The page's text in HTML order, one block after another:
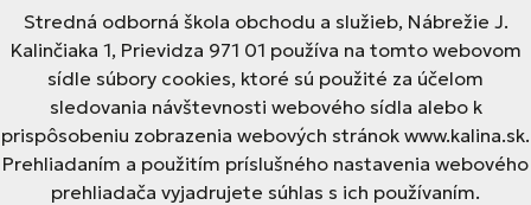
Stredná odborná škola obchodu a služieb, Nábrežie J.
Kalinčiaka 1, Prievidza 971 01 používa na tomto webovom
sídle súbory cookies, ktoré sú použité za účelom
sledovania návštevnosti webového sídla alebo k
prispôsobeniu zobrazenia webových stránok www.kalina.sk.
Prehliadaním a použitím príslušného nastavenia webového
prehliadača vyjadrujete súhlas s ich používaním.